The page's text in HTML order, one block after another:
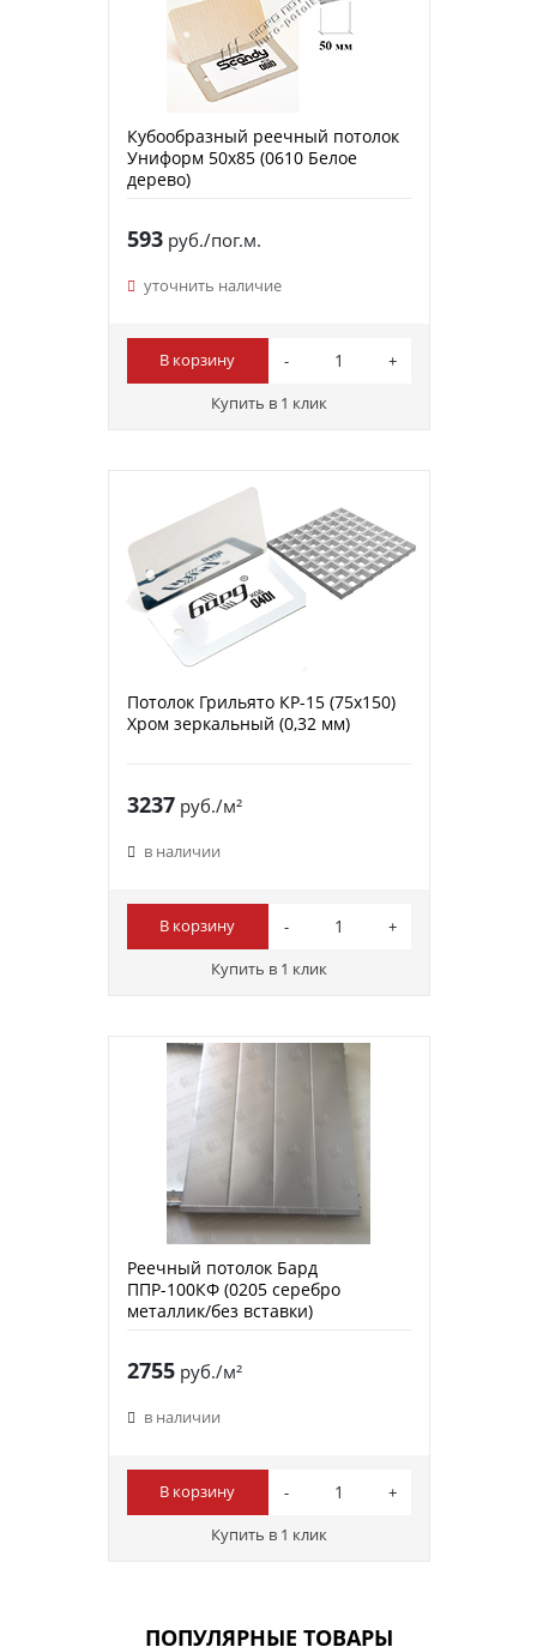
Кубообразный реечный потолок
Униформ 50х85 (0610 Белое
дерево)
593руб./пог.м.
уточнить наличие
В корзину
Купить в 1 клик
Потолок Грильято КР-15 (75х150)
Хром зеркальный (0,32 мм)
3237руб./м²
в наличии
В корзину
Купить в 1 клик
Реечный потолок Бард
ППР-100КФ (0205 серебро
металлик/без вставки)
2755руб./м²
в наличии
В корзину
Купить в 1 клик
ПОПУЛЯРНЫЕ ТОВАРЫ